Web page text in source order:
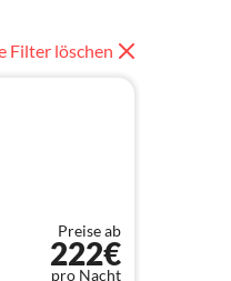
Filter löschen
Preise ab
222€
pro Nacht